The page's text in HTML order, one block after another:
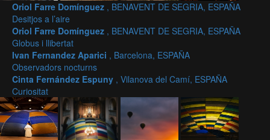
Oriol Farre Domínguez , BENAVENT DE SEGRIA, ESPAÑA
Desitjos a l’aire
Oriol Farre Domínguez , BENAVENT DE SEGRIA, ESPAÑA
Globus i llibertat
Ivan Fernandez Aparici , Barcelona, ESPAÑA
Observadors nocturns
Cinta Fernández Espuny , Vilanova del Camí, ESPAÑA
Curiositat